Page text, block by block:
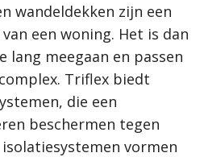
wandeldekken zijn een
een woning. Het is dan
lang meegaan en passen
Triflex biedt
die een
beschermen tegen
vormen